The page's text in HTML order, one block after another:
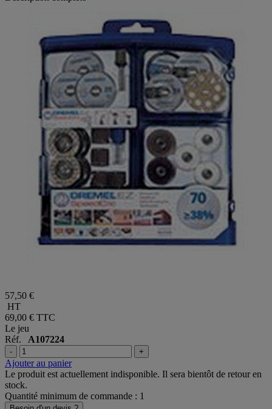
57,50 €
HT
69,00 € TTC
Le jeu
Réf. A107224
- +
Ajouter au panier
Le produit est actuellement indisponible. Il sera bientôt de retour en
stock.
Quantité minimum de commande : 1